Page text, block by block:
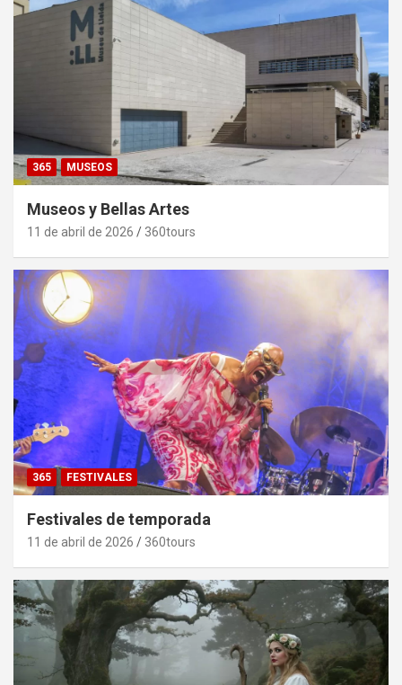
365 MUSEOS
Museos y Bellas Artes
11 de abril de 2026 360tours
365 FESTIVALES
Festivales de temporada
11 de abril de 2026 360tours